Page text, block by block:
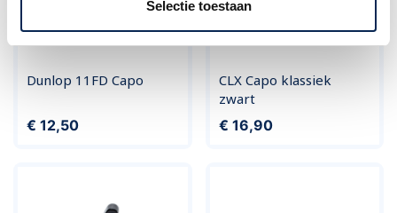
Selectie toestaan
Dunlop 11FD Capo
Prijs
€ 12,50
CLX Capo klassiek
zwart
Prijs
€ 16,90